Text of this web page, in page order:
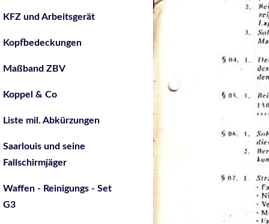
KFZ und Arbeitsgerät
Kopfbedeckungen
Maßband ZBV
Koppel & Co
Liste mil. Abkürzungen
Saarlouis und seine
Fallschirmjäger
Waffen - Reinigungs - Set
G3